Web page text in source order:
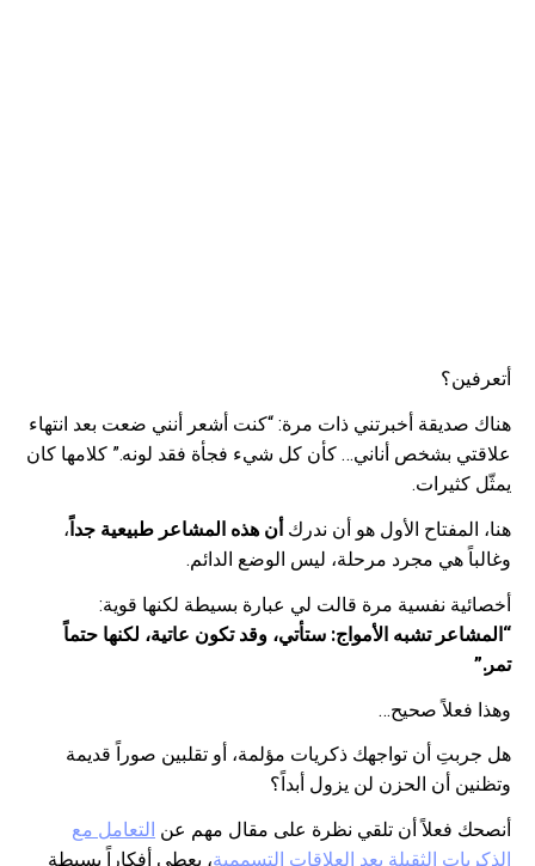
أتعرفين؟
هناك صديقة أخبرتني ذات مرة: “كنت أشعر أنني ضعت بعد انتهاء
علاقتي بشخص أناني… كأن كل شيء فجأة فقد لونه.” كلامها كان
يمثّل كثيرات.
هنا، المفتاح الأول هو أن ندرك أن هذه المشاعر طبيعية جداً،
وغالباً هي مجرد مرحلة، ليس الوضع الدائم.
أخصائية نفسية مرة قالت لي عبارة بسيطة لكنها قوية:
“المشاعر تشبه الأمواج: ستأتي، وقد تكون عاتية، لكنها حتماً
تمر.”
وهذا فعلاً صحيح…
هل جربتِ أن تواجهك ذكريات مؤلمة، أو تقلبين صوراً قديمة
وتظنين أن الحزن لن يزول أبداً؟
أنصحك فعلاً أن تلقي نظرة على مقال مهم عن التعامل مع
الذكريات الثقيلة بعد العلاقات التسممية، يعطي أفكاراً بسيطة